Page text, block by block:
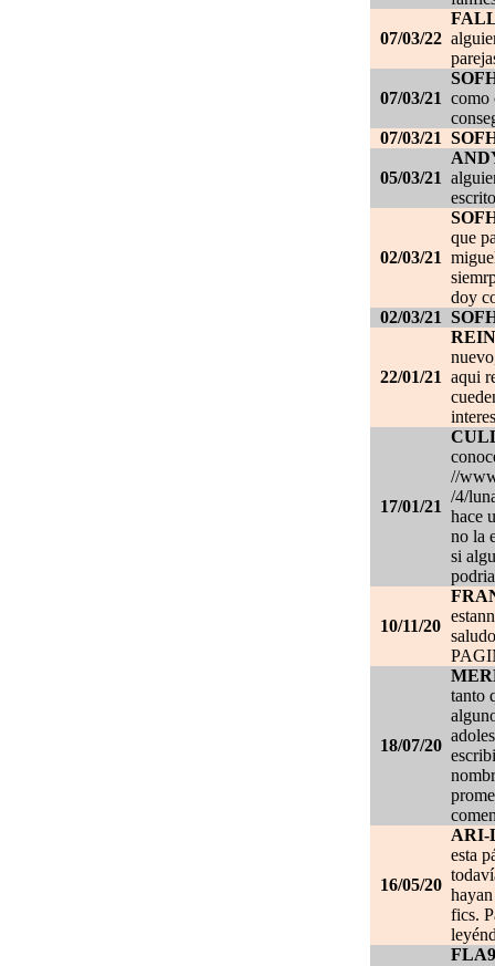
07/03/22
07/03/21 como
07/03/21
05/03/21
02/03/21
que
doy
02/03/21
22/01/21 aqui
17/01/21
//
/4/
hace
no la
si
10/11/20
18/07/20
tanto
16/05/20
ARI-
esta
fics.